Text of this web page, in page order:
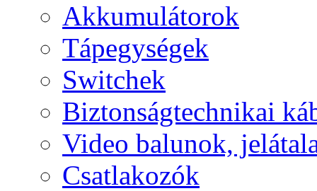
Akkumulátorok
Tápegységek
Switchek
Biztonságtechnikai
Video balunok,
Csatlakozók